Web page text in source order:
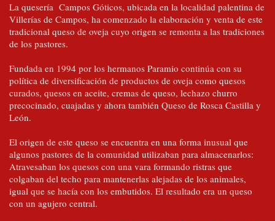
La quesería Campos Góticos, ubicada en la localidad palentina de
Villerías de Campos, ha comenzado la elaboración y venta de este
tradicional queso de oveja cuyo origen se remonta a las tradiciones
de los pastores.
Fundada en 1994 por los hermanos Paramio continúa con su
política de diversificación de productos de oveja como quesos
curados, quesos en aceite, cremas de queso, lechazo churro
precocinado, cuajadas y ahora también Queso de Rosca Castilla y
León.
El origen de este queso se encuentra en una forma inusual que
algunos pastores de la comunidad utilizaban para almacenarlos:
Atravesaban los quesos con una vara formando ristras que
colgaban del techo para mantenerlas alejadas de los animales,
igual que se hacía con los embutidos. El resultado era un queso
con un agujero central.